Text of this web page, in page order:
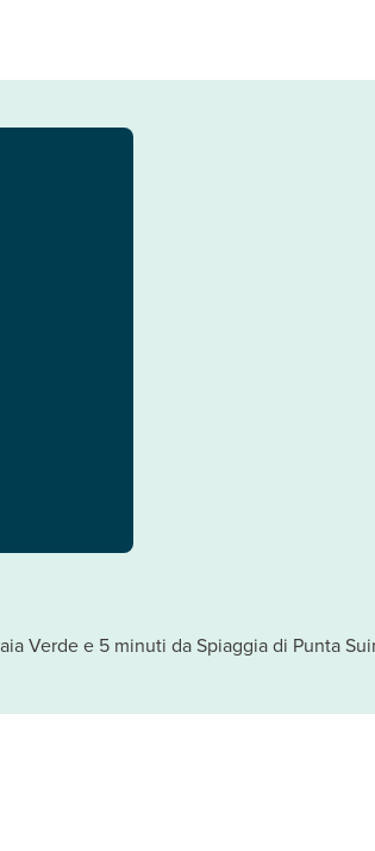
Verde e 5 minuti da Spiaggia di Punta